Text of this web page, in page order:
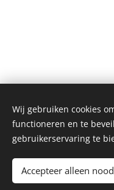
Wij gebruiken cookies
functioneren en te
gebruikerservaring te
Accepteer alleen